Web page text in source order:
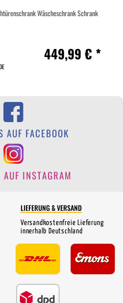
Wäscheschrank Schrank
449,99 € *
AUF FACEBOOK
AUF INSTAGRAM
LIEFERUNG & VERSAND
Versandkostenfreie Lieferung
innerhalb Deutschland